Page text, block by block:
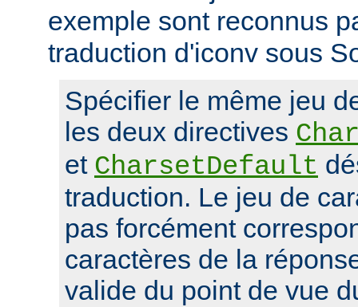
exemple sont reconnus
traduction d'iconv sous
Spécifier le même jeu
les deux directives
et CharsetDefault
traduction. Le jeu de
pas forcément
caractères de la
valide du point de vue